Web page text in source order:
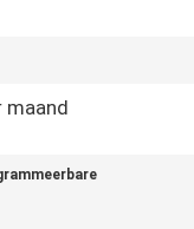
maand